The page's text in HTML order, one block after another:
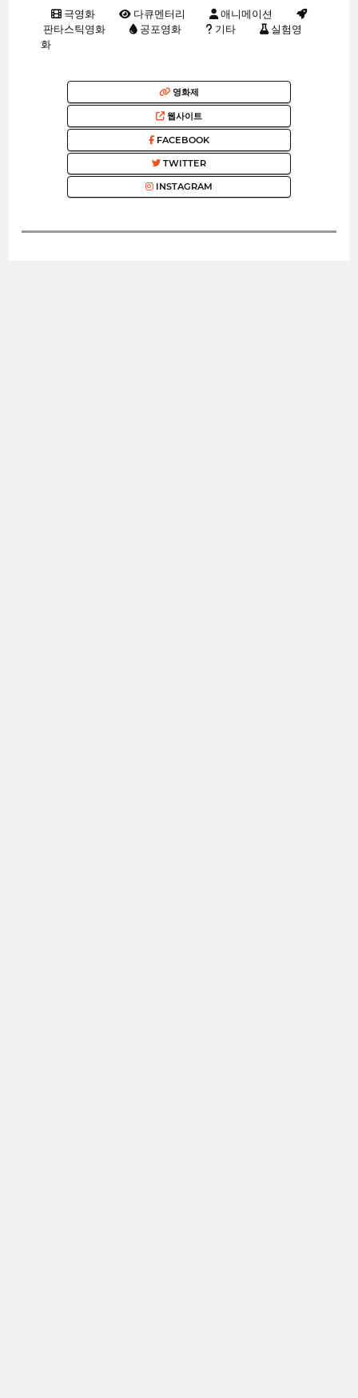
극영화 다큐멘터리
애니메이션
판타스틱영화
공포영화 기타
실험영
화
영화제
웹사이트
FACEBOOK
TWITTER
INSTAGRAM